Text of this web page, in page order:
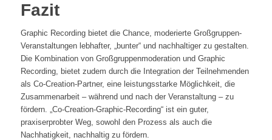
Fazit
Graphic Recording bietet die Chance, moderierte Großgruppen-
Veranstaltungen lebhafter, „bunter“ und nachhaltiger zu gestalten.
Die Kombination von Großgruppenmoderation und Graphic
Recording, bietet zudem durch die Integration der Teilnehmenden
als Co-Creation-Partner, eine leistungsstarke Möglichkeit, die
Zusammenarbeit – während und nach der Veranstaltung – zu
fördern. „Co-Creation-Graphic-Recording“ ist ein guter,
praxiserprobter Weg, sowohl den Prozess als auch die
Nachhatigkeit, nachhaltig zu fördern.